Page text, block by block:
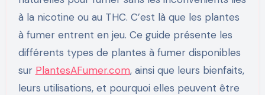
à la nicotine ou au THC. C’est là que les plantes
à fumer entrent en jeu. Ce guide présente les
différents types de plantes à fumer disponibles
sur PlantesAFumer.com, ainsi que leurs bienfaits,
leurs utilisations, et pourquoi elles peuvent être